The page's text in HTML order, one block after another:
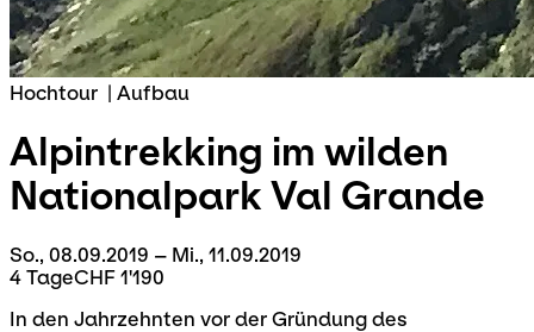
Hochtour | Aufbau
Alpintrekking im wilden
Nationalpark Val Grande
So., 08.09.2019 – Mi., 11.09.2019
4 TageCHF 1'190
In den Jahrzehnten vor der Gründung des